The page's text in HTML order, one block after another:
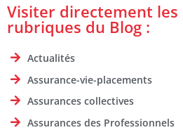
Visiter directement les
rubriques du Blog :
Actualités
Assurance-vie-placements
Assurances collectives
Assurances des Professionnels